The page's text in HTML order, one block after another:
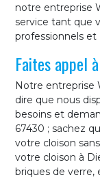
notre entreprise
service tant que
professionnels et
Faites appel
Notre entreprise
dire que nous
besoins et
67430 ; sachez
votre cloison
votre cloison à
briques de verre,